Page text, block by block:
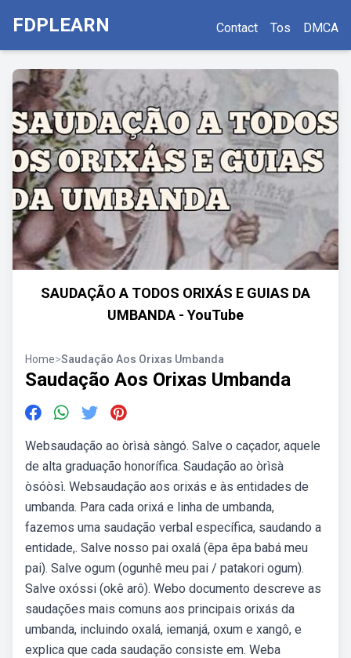
FDPLEARN Contact Tos DMCA
SAUDAÇÃO A TODOS ORIXÁS E GUIAS DA
UMBANDA - YouTube
Home>Saudação Aos Orixas Umbanda
Saudação Aos Orixas Umbanda
Websaudação ao òrìsà sàngó. Salve o caçador, aquele
de alta graduação honorífica. Saudação ao òrìsà
òsóòsì. Websaudação aos orixás e às entidades de
umbanda. Para cada orixá e linha de umbanda,
fazemos uma saudação verbal específica, saudando a
entidade,. Salve nosso pai oxalá (êpa êpa babá meu
pai). Salve ogum (ogunhê meu pai / patakori ogum).
Salve oxóssi (okê arô). Webo documento descreve as
saudações mais comuns aos principais orixás da
umbanda, incluindo oxalá, iemanjá, oxum e xangô, e
explica que cada saudação consiste em. Weba